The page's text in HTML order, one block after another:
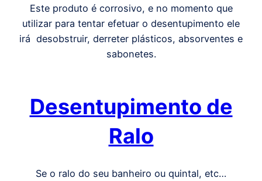
Este produto é corrosivo, e no momento que
utilizar para tentar efetuar o desentupimento ele
irá desobstruir, derreter plásticos, absorventes e
sabonetes.
Desentupimento de
Ralo
Se o ralo do seu banheiro ou quintal, etc…